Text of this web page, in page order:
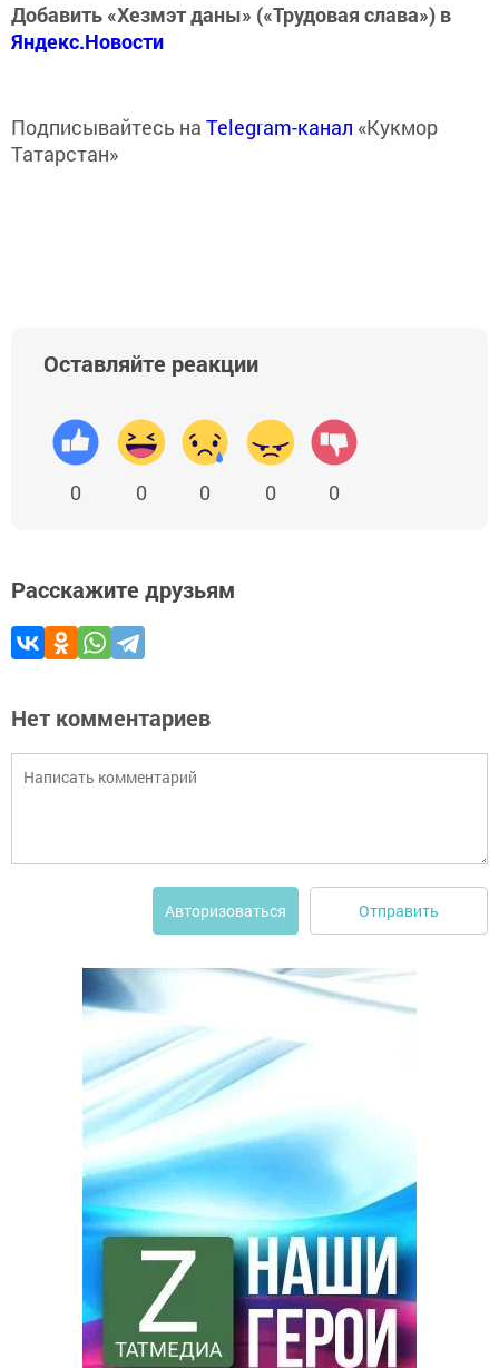
Добавить «Хезмэт даны» («Трудовая слава») в
Яндекс.Новости
Подписывайтесь на Telegram-канал «Кукмор
Татарстан»
Оставляйте реакции
0 0 0 0 0
Расскажите друзьям
Нет комментариев
Авторизоваться Отправить